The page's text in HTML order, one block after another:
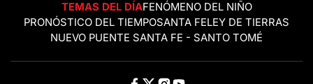
TEMAS DEL DÍAFENÓMENO DEL NIÑO
PRONÓSTICO DEL TIEMPOSANTA FELEY DE TIERRAS
NUEVO PUENTE SANTA FE - SANTO TOMÉ